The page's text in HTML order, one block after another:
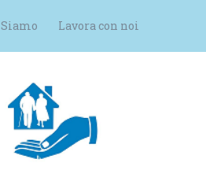
Siamo Lavora con noi